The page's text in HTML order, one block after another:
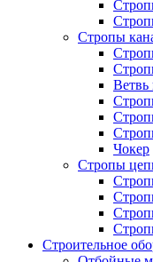
Стропы
Ветвь
Чокер
Стропы
Строительное